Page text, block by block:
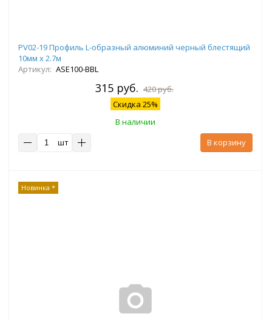
PV02-19 Профиль L-образный алюминий черный блестящий
10мм х 2.7м
Артикул: ASE100-BBL
315 руб. 420 руб.
Скидка 25%
В наличии
шт
В корзину
Новинка *